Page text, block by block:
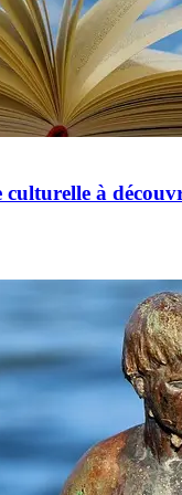
culturelle à